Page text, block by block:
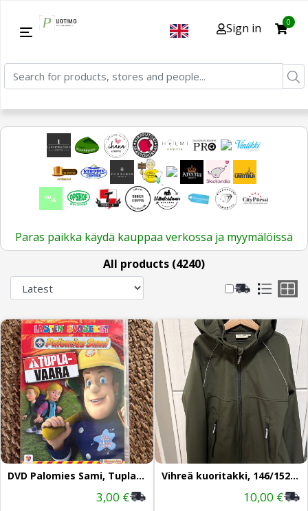
Sign in 0
Paras paikka käydä kauppaa verkossa ja myymälöissä
All products (4240)
DVD Palomies Sami, Tuplavaara
3,00 €
Vihreä kuoritakki, 146/152, Kayoba
10,00 €